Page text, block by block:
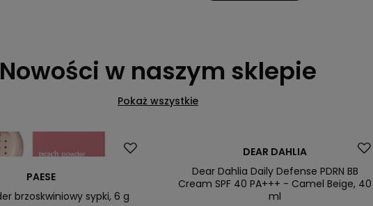
Nowości w naszym sklepie
Pokaż wszystkie
PAESE
brzoskwiniowy sypki, 6 g
DEAR DAHLIA
Dear Dahlia Daily Defense PDRN BB
Cream SPF 40 PA+++ - Camel Beige, 40
ml